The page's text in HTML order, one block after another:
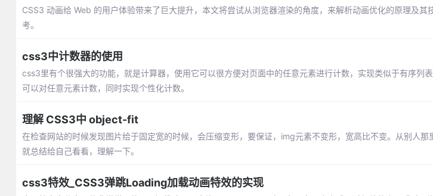
CSS3 动画给 Web 的用户体验带来了巨大提升，本文将尝试从浏览器渲染的角度，来解析动画优化的原理及其
考。
css3中计数器的使用
css3里有个很强大的功能，就是计算器，使用它可以很方便对页面中的任意元素进行计数，实现类似于有序列
可以对任意元素计数，同时实现个性化计数。
理解 CSS3中 object-fit
在检查网站的时候发现图片给于固定宽的时候，会压缩变形，要保证，img元素不变形，宽高比不变。从别人
就总结给自己看看，理解一下。
css3特效_CSS3弹跳Loading加载动画特效的实现